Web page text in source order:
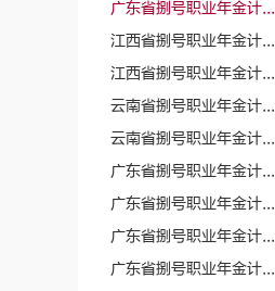
广东省捌号职业年金计...
江西省捌号职业年金计...
江西省捌号职业年金计...
云南省捌号职业年金计...
云南省捌号职业年金计...
广东省捌号职业年金计...
广东省捌号职业年金计...
广东省捌号职业年金计...
广东省捌号职业年金计...